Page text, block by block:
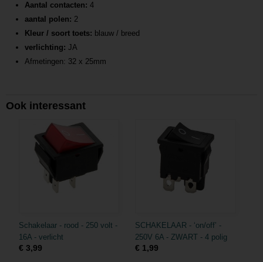
Aantal contacten: 4
aantal polen: 2
Kleur / soort toets: blauw / breed
verlichting: JA
Afmetingen: 32 x 25mm
Ook interessant
Schakelaar - rood - 250 volt -
16A - verlicht
€ 3,99
SCHAKELAAR - ‘on/off’ -
250V 6A - ZWART - 4 polig
€ 1,99